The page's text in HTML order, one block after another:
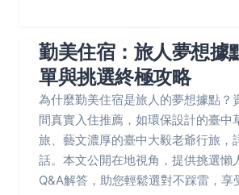
勤美住宿：旅人夢想據
單與挑選終極攻略
為什麼勤美住宿是旅人的夢想據點？
間真實入住推薦，如環保設計的臺中
旅、藝文濃厚的臺中大毅老爺行旅，
話。本文公開在地視角，提供挑選懶
Q&A解答，助您輕鬆選對不踩雷，享